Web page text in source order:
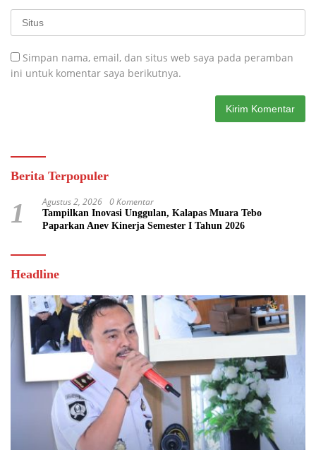
Simpan nama, email, dan situs web saya pada peramban
ini untuk komentar saya berikutnya.
Berita Terpopuler
1 Agustus 2, 2026 0 Komentar
Tampilkan Inovasi Unggulan, Kalapas Muara Tebo
Paparkan Anev Kinerja Semester I Tahun 2026
Headline